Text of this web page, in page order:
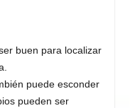
buen para localizar
puede esconder
pueden ser